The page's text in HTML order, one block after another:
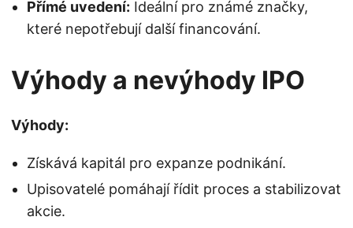
Přímé uvedení: Ideální pro známé značky,
které nepotřebují další financování.
Výhody a nevýhody IPO
Výhody:
Získává kapitál pro expanze podnikání.
Upisovatelé pomáhají řídit proces a stabilizovat
akcie.